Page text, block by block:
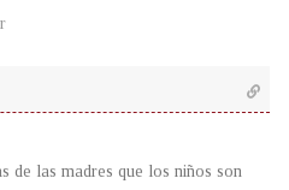
de las madres que los niños son